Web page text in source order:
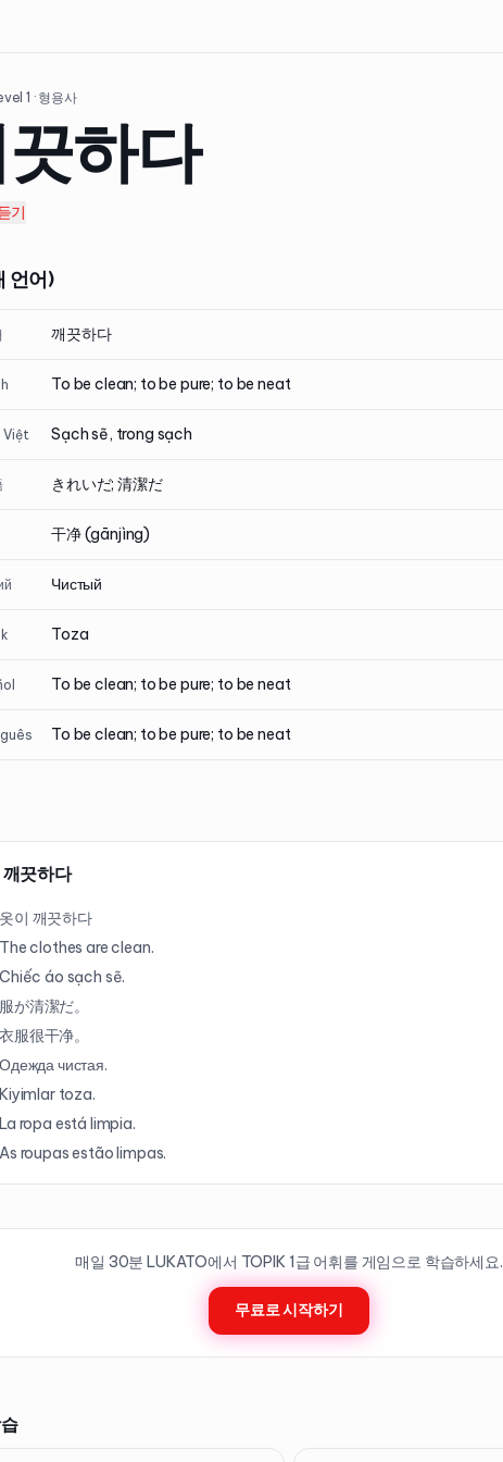
1 · 형용사
하다
기
언어)
깨끗하다
To be clean; to be pure; to be neat
Việt Sạch sẽ, trong sạch
きれいだ; 清潔だ
干净 (gānjìng)
Чистый
Toza
To be clean; to be pure; to be neat
To be clean; to be pure; to be neat
끗하다
옷이 깨끗하다
The clothes are clean.
Chiếc áo sạch sẽ.
服が清潔だ。
衣服很干净。
Одежда чистая.
Kiyimlar toza.
La ropa está limpia.
As roupas estão limpas.
매일 30분 LUKATO에서 TOPIK 1급 어휘를 게임으로 학습하세요.
무료로 시작하기